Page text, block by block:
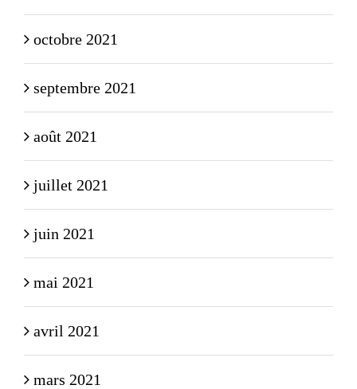
octobre 2021
septembre 2021
août 2021
juillet 2021
juin 2021
mai 2021
avril 2021
mars 2021